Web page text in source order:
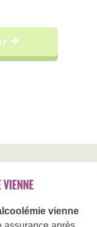
vienne